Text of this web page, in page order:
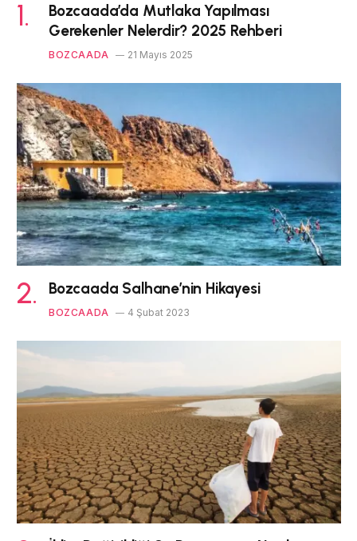
Bozcaada’da Mutlaka Yapılması
Gerekenler Nelerdir? 2025 Rehberi
BOZCAADA 21 Mayıs 2025
Bozcaada Salhane’nin Hikayesi
BOZCAADA 4 Şubat 2023